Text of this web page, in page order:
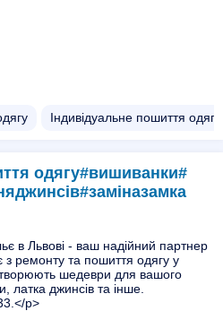
Індивідуальне пошиття одягу
одягу#вишиванки#
в Львові - ваш надійний партнер
з ремонту та пошиття одягу у
шедеври для вашого
латка джинсів та інше.
p>